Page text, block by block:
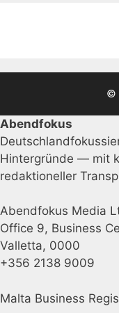
©
Abendfokus
Hintergründe — mit
redaktioneller
Abendfokus Media
Office 9, Business
Valletta, 0000
+356 2138 9009
Malta Business